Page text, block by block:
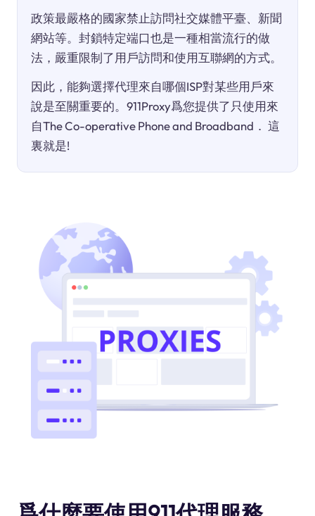
政策最嚴格的國家禁止訪問社交媒體平臺、新聞
網站等。封鎖特定端口也是一種相當流行的做
法，嚴重限制了用戶訪問和使用互聯網的方式。
因此，能夠選擇代理來自哪個ISP對某些用戶來
說是至關重要的。911Proxy爲您提供了只使用來
自The Co-operative Phone and Broadband． 這
裏就是!